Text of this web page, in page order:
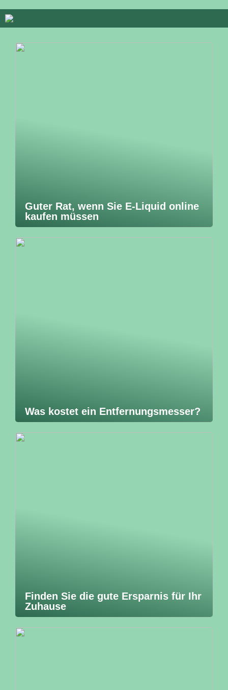
Guter Rat, wenn Sie E-Liquid online
kaufen müssen
Was kostet ein Entfernungsmesser?
Finden Sie die gute Ersparnis für Ihr
Zuhause